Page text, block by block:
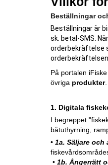
Beställningar
Beställningar är
sk. betal-SMS.
orderbekräftelse
På portalen
övriga produkter.
1. Digitala
I begreppet
båtuthyrning,
• 1a. Säljare och
• 1b. Ångerrätt